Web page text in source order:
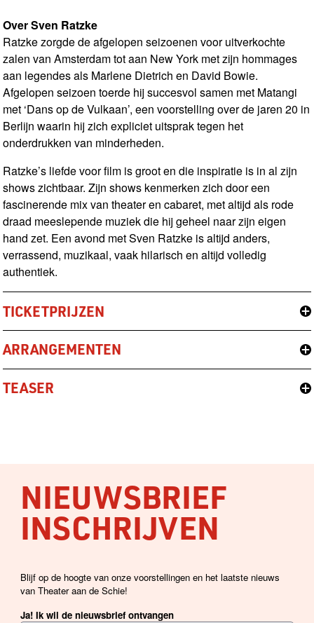
Over Sven Ratzke
Ratzke zorgde de afgelopen seizoenen voor uitverkochte
zalen van Amsterdam tot aan New York met zijn hommages
aan legendes als Marlene Dietrich en David Bowie.
Afgelopen seizoen toerde hij succesvol samen met Matangi
met ‘Dans op de Vulkaan’, een voorstelling over de jaren 20 in
Berlijn waarin hij zich expliciet uitsprak tegen het
onderdrukken van minderheden.
Ratzke’s liefde voor film is groot en die inspiratie is in al zijn
shows zichtbaar. Zijn shows kenmerken zich door een
fascinerende mix van theater en cabaret, met altijd als rode
draad meeslepende muziek die hij geheel naar zijn eigen
hand zet. Een avond met Sven Ratzke is altijd anders,
verrassend, muzikaal, vaak hilarisch en altijd volledig
authentiek.
TICKETPRIJZEN
ARRANGEMENTEN
TEASER
NIEUWSBRIEF
INSCHRIJVEN
Blijf op de hoogte van onze voorstellingen en het laatste nieuws
van Theater aan de Schie!
Ja! Ik wil de nieuwsbrief ontvangen